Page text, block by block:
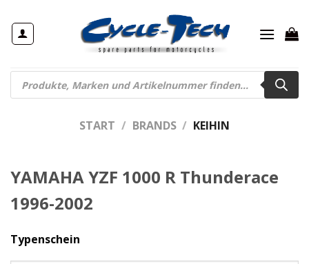
Inhalt
springen
Products
search
START / BRANDS / KEIHIN
YAMAHA YZF 1000 R Thunderace
1996-2002
Typenschein